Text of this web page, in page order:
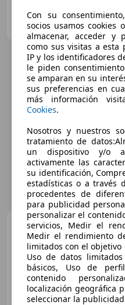
FLEXICAR ASTURIAS.
ES-33010 OVIEDO
Con su
socios usamos cookies
almacenar, acceder y
como sus visitas a esta
IP y los identificadores
le piden
se amparan en su
sus preferencias en
más información
Cookies.
Nosotros y nuestros
tratamiento de
un dispositivo y/o
activamente las
su identificación,
estadísticas o a través
procedentes de
para publicidad
personalizar el
servicios, Medir el
Medir el rendimiento
limitados con el
Uso de datos
básicos, Uso de
contenido
localización geográfica
seleccionar la